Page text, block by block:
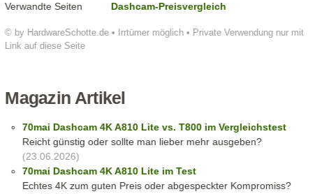
© by HardwareSchotte.de • Irrtümer möglich • Private Verwendung nur mit
Link auf diese Seite
Verwandte Seiten Dashcam-Preisvergleich
Magazin Artikel
70mai Dashcam 4K A810 Lite vs. T800 im Vergleichstest
Reicht günstig oder sollte man lieber mehr ausgeben?
(23.06.2026)
70mai Dashcam 4K A810 Lite im Test
Echtes 4K zum guten Preis oder abgespeckter Kompromiss?